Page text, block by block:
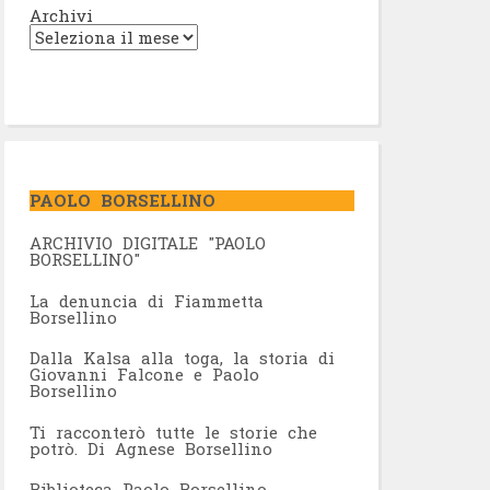
Archivi
PAOLO BORSELLINO
ARCHIVIO DIGITALE "PAOLO
BORSELLINO"
La denuncia di Fiammetta
Borsellino
Dalla Kalsa alla toga, la storia di
Giovanni Falcone e Paolo
Borsellino
Ti racconterò tutte le storie che
potrò. Di Agnese Borsellino